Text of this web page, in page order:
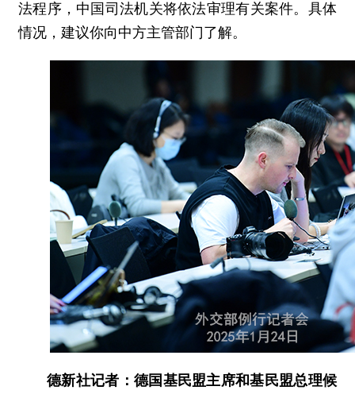
法程序，中国司法机关将依法审理有关案件。具体
情况，建议你向中方主管部门了解。
德新社记者：德国基民盟主席和基民盟总理候